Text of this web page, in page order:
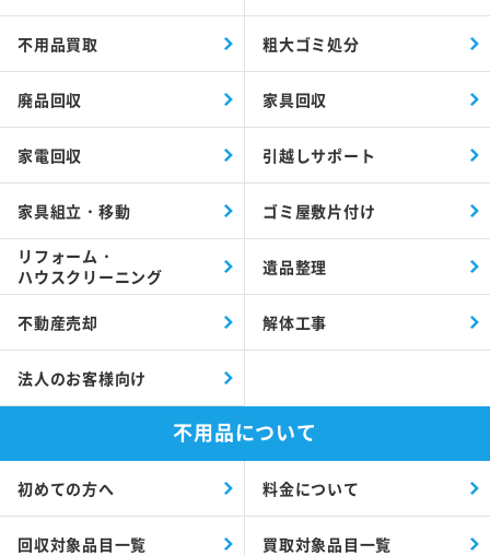
不用品買取 粗大ゴミ処分
廃品回収 家具回収
家電回収 引越しサポート
家具組立・移動 ゴミ屋敷片付け
リフォーム・
ハウスクリーニング
遺品整理
不動産売却 解体工事
法人のお客様向け
不用品について
初めての方へ 料金について
回収対象品目一覧 買取対象品目一覧